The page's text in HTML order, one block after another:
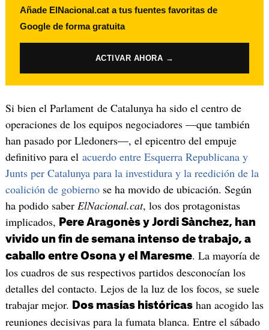
Añade ElNacional.cat a tus fuentes favoritas de
Google de forma gratuita
ACTIVAR AHORA →
Si bien el Parlament de Catalunya ha sido el centro de
operaciones de los equipos negociadores —que también
han pasado por Lledoners—, el epicentro del empuje
definitivo para el acuerdo entre Esquerra Republicana y
Junts per Catalunya para la investidura y la reedición de la
coalición de gobiernose ha movido de ubicación. Según
ha podido saber ElNacional.cat, los dos protagonistas
implicados, Pere Aragonès y Jordi Sànchez, han
vivido un fin de semana intenso de trabajo, a
caballo entre Osona y el Maresme. La mayoría de
los cuadros de sus respectivos partidos desconocían los
detalles del contacto. Lejos de la luz de los focos, se suele
trabajar mejor.
Dos masías históricashan acogido las
reuniones decisivas para la fumata blanca. Entre el sábado